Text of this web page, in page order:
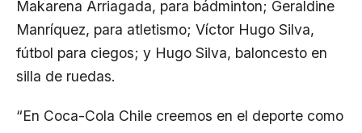
Makarena Arriagada, para bádminton; Geraldine
Manríquez, para atletismo; Víctor Hugo Silva,
fútbol para ciegos; y Hugo Silva, baloncesto en
silla de ruedas.
“En Coca-Cola Chile creemos en el deporte como